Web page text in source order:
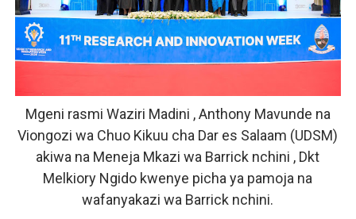
Mgeni rasmi Waziri Madini , Anthony Mavunde na
Viongozi wa Chuo Kikuu cha Dar es Salaam (UDSM)
akiwa na Meneja Mkazi wa Barrick nchini , Dkt
Melkiory Ngido kwenye picha ya pamoja na
wafanyakazi wa Barrick nchini.